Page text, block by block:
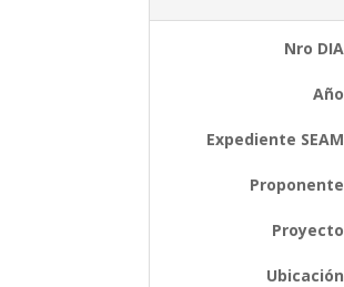
Nro DIA
Año
Expediente SEAM
Proponente
Proyecto
Ubicación